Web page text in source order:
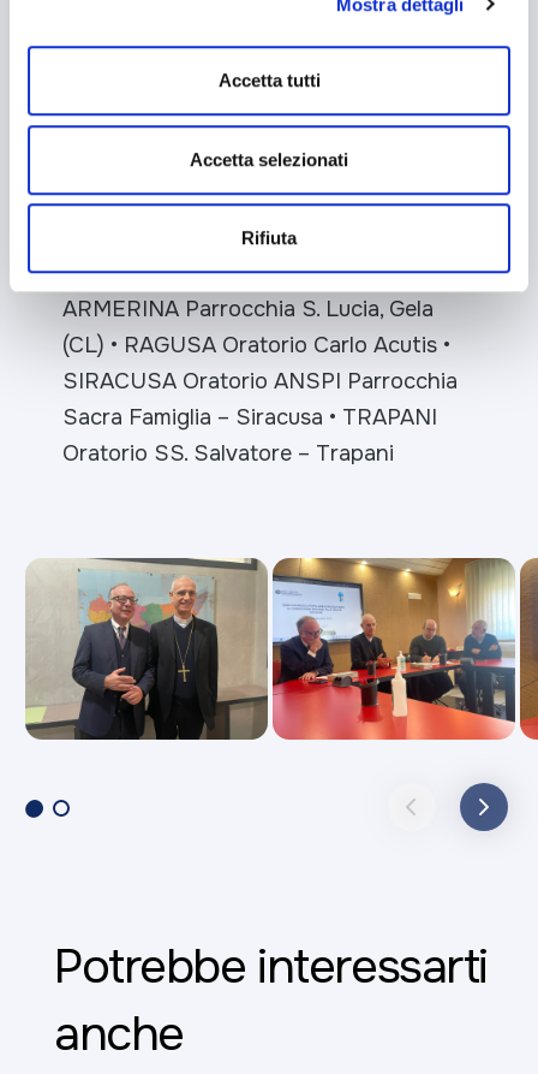
mantenendo le impostazioni di default (solo cookie tecnici
attivi).
Accetta tutti
Accetta selezionati
Rifiuta
Unità Pastorale SS. Salvatore – San
Paolo Nicosia• NOTO Oratorio
Canossiano San Corrado• PALERMO
Oratorio SS. Cosmi e Damiano
Sferracavallo (PA)• PATTI Oratorio
Parrocchia Maria SS. Annunziata Brolo
• PIANA DEGLI ALBANESI Oratorio
Parrocchia S. Antonio il Grande• PIAZZA
ARMERINA Parrocchia S. Lucia, Gela
(CL) • RAGUSA Oratorio Carlo Acutis •
SIRACUSA Oratorio ANSPI Parrocchia
Sacra Famiglia – Siracusa • TRAPANI
Oratorio SS. Salvatore – Trapani
Potrebbe interessarti
anche